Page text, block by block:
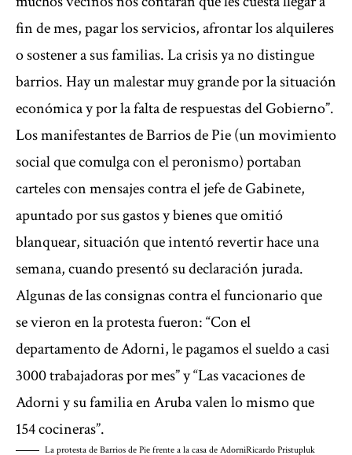
fin de mes, pagar los servicios, afrontar los alquileres
o sostener a sus familias. La crisis ya no distingue
barrios. Hay un malestar muy grande por la situación
económica y por la falta de respuestas del Gobierno”.
Los manifestantes de Barrios de Pie (un movimiento
social que comulga con el peronismo) portaban
carteles con mensajes contra el jefe de Gabinete,
apuntado por sus gastos y bienes que omitió
blanquear, situación que intentó revertir hace una
semana, cuando presentó su declaración jurada.
Algunas de las consignas contra el funcionario que
se vieron en la protesta fueron: “Con el
departamento de Adorni, le pagamos el sueldo a casi
3000 trabajadoras por mes” y “Las vacaciones de
Adorni y su familia en Aruba valen lo mismo que
154 cocineras”.
La protesta de Barrios de Pie frente a la casa de AdorniRicardo Pristupluk